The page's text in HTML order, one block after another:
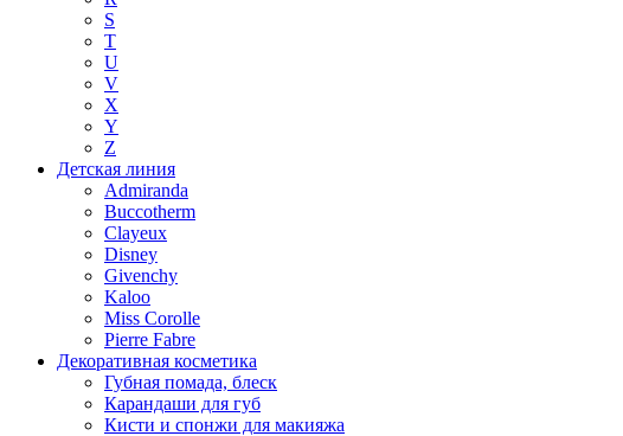
S
T
U
V
X
Y
Z
Детская линия
Admiranda
Buccotherm
Clayeux
Disney
Givenchy
Kaloo
Miss Corolle
Pierre Fabre
Декоративная косметика
Губная помада, блеск
Карандаши для губ
Кисти и спонжи для макияжа